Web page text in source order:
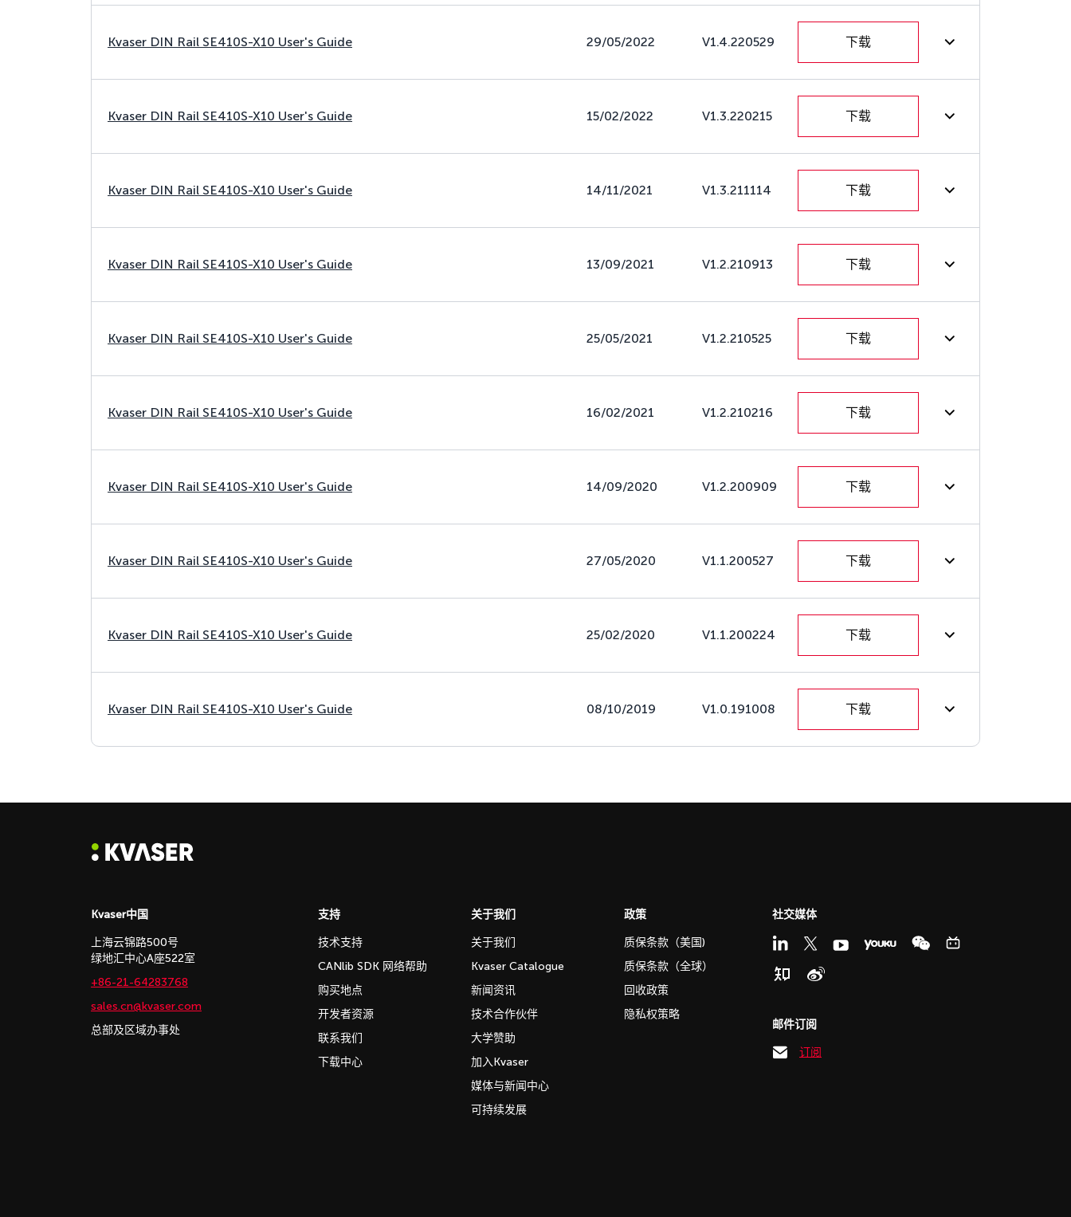
Kvaser DIN Rail SE410S-X10 User's Guide 29/05/2022 V1.4.220529 下载
Kvaser DIN Rail SE410S-X10 User's Guide 15/02/2022 V1.3.220215 下载
Kvaser DIN Rail SE410S-X10 User's Guide 14/11/2021 V1.3.211114 下载
Kvaser DIN Rail SE410S-X10 User's Guide 13/09/2021 V1.2.210913 下载
Kvaser DIN Rail SE410S-X10 User's Guide 25/05/2021 V1.2.210525 下载
Kvaser DIN Rail SE410S-X10 User's Guide 16/02/2021 V1.2.210216 下载
Kvaser DIN Rail SE410S-X10 User's Guide 14/09/2020 V1.2.200909 下载
Kvaser DIN Rail SE410S-X10 User's Guide 27/05/2020 V1.1.200527 下载
Kvaser DIN Rail SE410S-X10 User's Guide 25/02/2020 V1.1.200224 下载
Kvaser DIN Rail SE410S-X10 User's Guide 08/10/2019 V1.0.191008 下载
Kvaser中国
上海云锦路500号
绿地汇中心A座522室
+86-21-64283768
sales.cn@kvaser.com
总部及区域办事处
支持
技术支持
CANlib SDK 网络帮助
购买地点
开发者资源
联系我们
下载中心
关于我们
关于我们
Kvaser Catalogue
新闻资讯
技术合作伙伴
大学赞助
加入Kvaser
媒体与新闻中心
可持续发展
政策
质保条款（美国)
质保条款（全球）
回收政策
隐私权策略
社交媒体
邮件订阅
订阅